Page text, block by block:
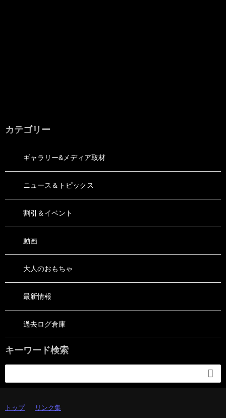
カテゴリー
ギャラリー&メディア取材
ニュース＆トピックス
割引＆イベント
動画
大人のおもちゃ
最新情報
過去ログ倉庫
キーワード検索

トップ リンク集